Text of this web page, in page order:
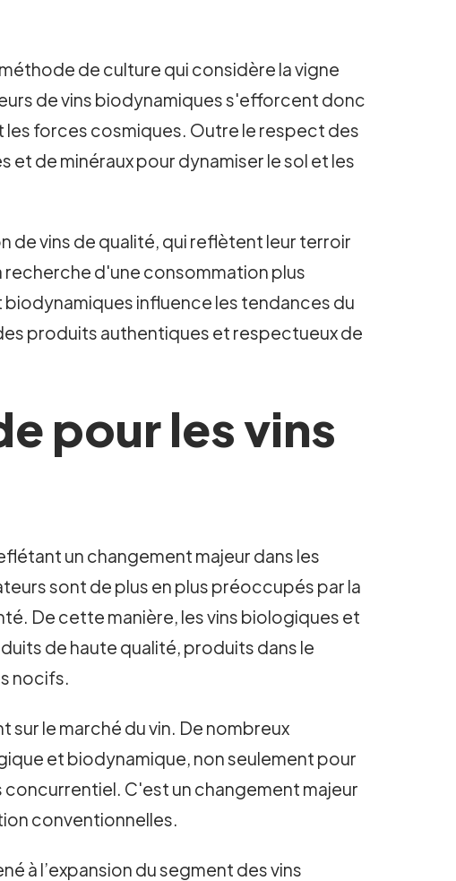
de culture qui considère la vigne
de vins biodynamiques s'efforcent donc
forces cosmiques. Outre le respect des
de minéraux pour dynamiser le sol et les
vins de qualité, qui reflètent leur terroir
recherche d'une consommation plus
influence les tendances du
produits authentiques et respectueux de
pour les vins
un changement majeur dans les
sont de plus en plus préoccupés par la
De cette manière, les vins biologiques et
de haute qualité, produits dans le
nocifs.
sur le marché du vin. De nombreux
et biodynamique, non seulement pour
concurrentiel. C'est un changement majeur
conventionnelles.
à l’expansion du segment des vins